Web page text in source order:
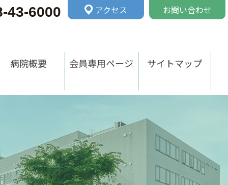
43-6000 アクセス お問い合わせ
病院概要 会員専用ページ サイトマップ